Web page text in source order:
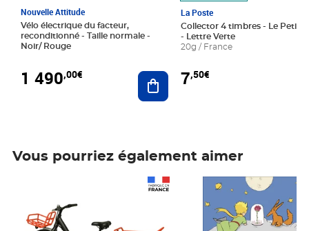
Nouvelle Attitude
Vélo électrique du facteur,
reconditionné - Taille normale -
Noir/ Rouge
1 490,00€ Ajouter au panier
La Poste
Collector 4 timbres - Le Petit
- Lettre Verte
20g / France
7,50€
Vous pourriez également aimer
Prix 7,50€